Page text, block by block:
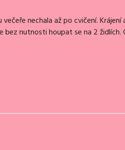
nechala až po cvičení.
nutnosti houpat se na 2 židlích.